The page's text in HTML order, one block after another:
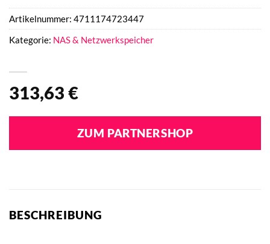
313,63 €
ZUM PARTNERSHOP
Artikelnummer: 4711174723447
Kategorie: NAS & Netzwerkspeicher
BESCHREIBUNG